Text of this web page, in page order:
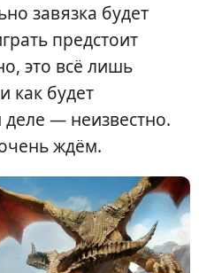
завязка будет
предстоит
это всё лишь
как будет
— неизвестно.
ждём.